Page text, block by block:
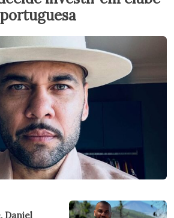
Daniel